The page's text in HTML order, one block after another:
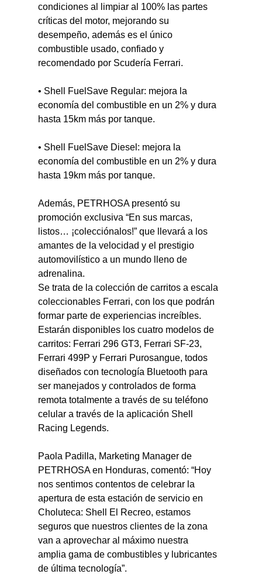
condiciones al limpiar al 100% las partes
críticas del motor, mejorando su
desempeño, además es el único
combustible usado, confiado y
recomendado por Scudería Ferrari.
• Shell FuelSave Regular: mejora la
economía del combustible en un 2% y dura
hasta 15km más por tanque.
• Shell FuelSave Diesel: mejora la
economía del combustible en un 2% y dura
hasta 19km más por tanque.
Además, PETRHOSA presentó su
promoción exclusiva “En sus marcas,
listos… ¡colecciónalos!” que llevará a los
amantes de la velocidad y el prestigio
automovilístico a un mundo lleno de
adrenalina.
Se trata de la colección de carritos a escala
coleccionables Ferrari, con los que podrán
formar parte de experiencias increíbles.
Estarán disponibles los cuatro modelos de
carritos: Ferrari 296 GT3, Ferrari SF-23,
Ferrari 499P y Ferrari Purosangue, todos
diseñados con tecnología Bluetooth para
ser manejados y controlados de forma
remota totalmente a través de su teléfono
celular a través de la aplicación Shell
Racing Legends.
Paola Padilla, Marketing Manager de
PETRHOSA en Honduras, comentó: “Hoy
nos sentimos contentos de celebrar la
apertura de esta estación de servicio en
Choluteca: Shell El Recreo, estamos
seguros que nuestros clientes de la zona
van a aprovechar al máximo nuestra
amplia gama de combustibles y lubricantes
de última tecnología”.